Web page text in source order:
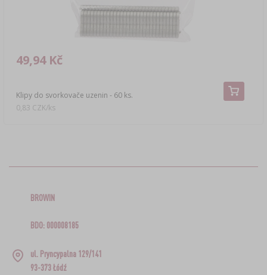
Klipy do svorkovače uzenin - 60 ks.
49,94 Kč
0,83 CZK/ks
BROWIN
BDO: 000008185
ul. Pryncypalna 129/141
93-373 Łódź